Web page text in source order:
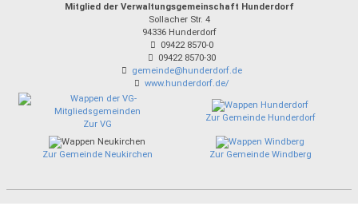
Mitglied der Verwaltungsgemeinschaft Hunderdorf
Sollacher Str. 4
94336 Hunderdorf
09422 8570-0
09422 8570-30
gemeinde@hunderdorf.de
www.hunderdorf.de/
Zur VG
Zur Gemeinde Hunderdorf
Zur Gemeinde Neukirchen Zur Gemeinde Windberg